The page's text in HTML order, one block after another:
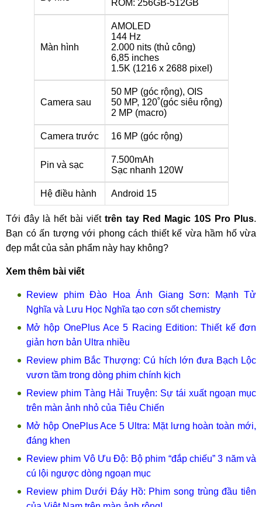
ROM: 256GB-512GB
Màn hình
AMOLED
144 Hz
2.000 nits (thủ công)
6,85 inches
1.5K (1216 x 2688 pixel)
Camera sau
50 MP (góc rộng), OIS
50 MP, 120˚(góc siêu rộng)
2 MP (macro)
Camera trước 16 MP (góc rộng)
Pin và sạc
7.500mAh
Sạc nhanh 120W
Hệ điều hành Android 15
Tới đây là hết bài viết trên tay Red Magic 10S Pro Plus.
Bạn có ấn tượng với phong cách thiết kế vừa hầm hố vừa
đẹp mắt của sản phẩm này hay không?
Xem thêm bài viết
Review phim Đào Hoa Ánh Giang Sơn: Mạnh Tử
Nghĩa và Lưu Học Nghĩa tạo cơn sốt chemistry
Mở hộp OnePlus Ace 5 Racing Edition: Thiết kế đơn
giản hơn bản Ultra nhiều
Review phim Bắc Thượng: Cú hích lớn đưa Bạch Lộc
vươn tầm trong dòng phim chính kịch
Review phim Tàng Hải Truyện: Sự tái xuất ngoạn mục
trên màn ảnh nhỏ của Tiêu Chiến
Mở hộp OnePlus Ace 5 Ultra: Mặt lưng hoàn toàn mới,
đáng khen
Review phim Vô Ưu Độ: Bộ phim “đắp chiếu” 3 năm và
cú lội ngược dòng ngoạn mục
Review phim Dưới Đáy Hồ: Phim song trùng đầu tiên